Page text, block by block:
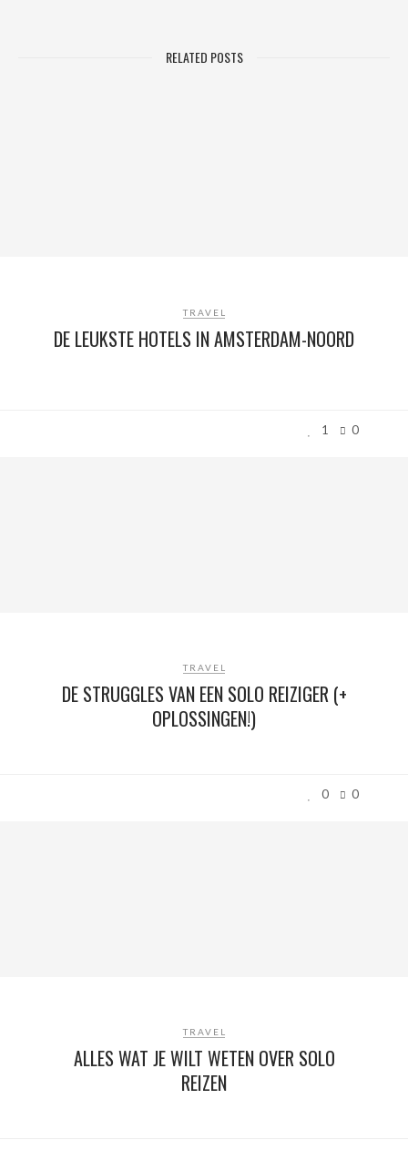
RELATED POSTS
TRAVEL
DE LEUKSTE HOTELS IN AMSTERDAM-NOORD
1 0
TRAVEL
DE STRUGGLES VAN EEN SOLO REIZIGER (+
OPLOSSINGEN!)
0 0
TRAVEL
ALLES WAT JE WILT WETEN OVER SOLO
REIZEN